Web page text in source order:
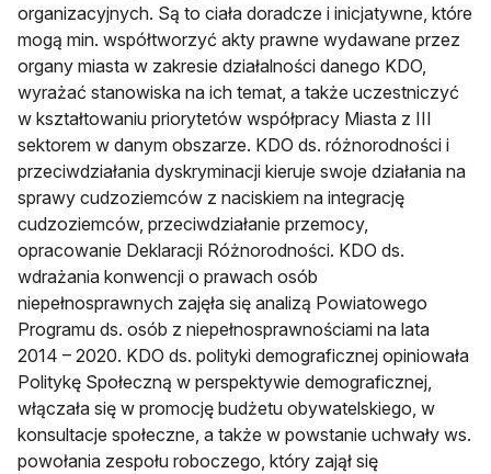
organizacyjnych. Są to ciała doradcze i inicjatywne, które
mogą min. współtworzyć akty prawne wydawane przez
organy miasta w zakresie działalności danego KDO,
wyrażać stanowiska na ich temat, a także uczestniczyć
w kształtowaniu priorytetów współpracy Miasta z III
sektorem w danym obszarze. KDO ds. różnorodności i
przeciwdziałania dyskryminacji kieruje swoje działania na
sprawy cudzoziemców z naciskiem na integrację
cudzoziemców, przeciwdziałanie przemocy,
opracowanie Deklaracji Różnorodności. KDO ds.
wdrażania konwencji o prawach osób
niepełnosprawnych zajęła się analizą Powiatowego
Programu ds. osób z niepełnosprawnościami na lata
2014 – 2020. KDO ds. polityki demograficznej opiniowała
Politykę Społeczną w perspektywie demograficznej,
włączała się w promocję budżetu obywatelskiego, w
konsultacje społeczne, a także w powstanie uchwały ws.
powołania zespołu roboczego, który zajął się